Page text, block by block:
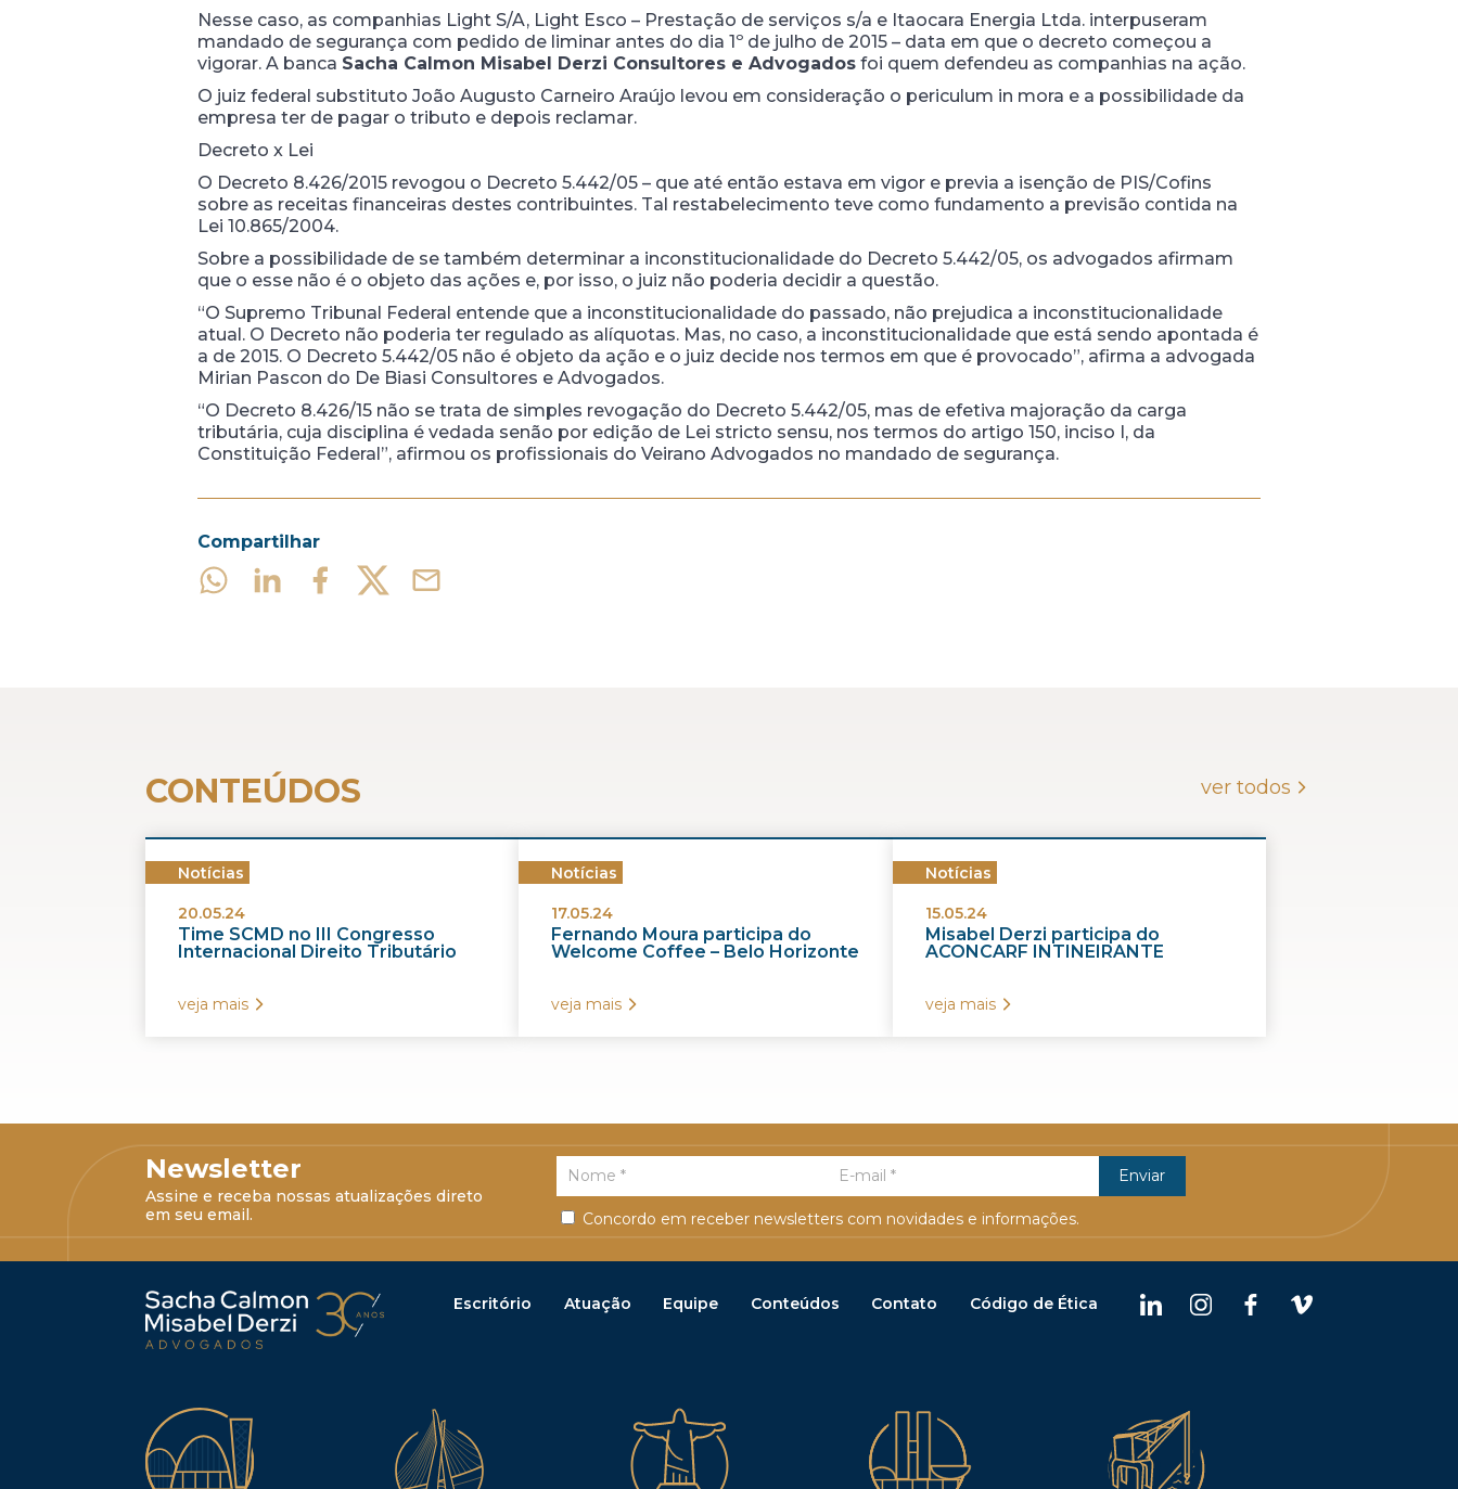
Nesse caso, as companhias Light S/A, Light Esco – Prestação de serviços s/a e Itaocara Energia Ltda. interpuseram
mandado de segurança com pedido de liminar antes do dia 1º de julho de 2015 – data em que o decreto começou a
vigorar. A banca Sacha Calmon Misabel Derzi Consultores e Advogados foi quem defendeu as companhias na ação.
O juiz federal substituto João Augusto Carneiro Araújo levou em consideração o periculum in mora e a possibilidade da
empresa ter de pagar o tributo e depois reclamar.
Decreto x Lei
O Decreto 8.426/2015 revogou o Decreto 5.442/05 – que até então estava em vigor e previa a isenção de PIS/Cofins
sobre as receitas financeiras destes contribuintes. Tal restabelecimento teve como fundamento a previsão contida na
Lei 10.865/2004.
Sobre a possibilidade de se também determinar a inconstitucionalidade do Decreto 5.442/05, os advogados afirmam
que o esse não é o objeto das ações e, por isso, o juiz não poderia decidir a questão.
“O Supremo Tribunal Federal entende que a inconstitucionalidade do passado, não prejudica a inconstitucionalidade
atual. O Decreto não poderia ter regulado as alíquotas. Mas, no caso, a inconstitucionalidade que está sendo apontada é
a de 2015. O Decreto 5.442/05 não é objeto da ação e o juiz decide nos termos em que é provocado”, afirma a advogada
Mirian Pascon do De Biasi Consultores e Advogados.
“O Decreto 8.426/15 não se trata de simples revogação do Decreto 5.442/05, mas de efetiva majoração da carga
tributária, cuja disciplina é vedada senão por edição de Lei stricto sensu, nos termos do artigo 150, inciso I, da
Constituição Federal”, afirmou os profissionais do Veirano Advogados no mandado de segurança.
Compartilhar
CONTEÚDOS ver todos
Notícias
20.05.24
Time SCMD no III Congresso
Internacional Direito Tributário
veja mais
Notícias
17.05.24
Fernando Moura participa do
Welcome Coffee – Belo Horizonte
veja mais
Notícias
15.05.24
Misabel Derzi participa do
ACONCARF INTINEIRANTE
veja mais
Newsletter
Assine e receba nossas atualizações direto
em seu email.
Concordo em receber newsletters com novidades e informações.
Escritório Atuação Equipe Conteúdos Contato Código de Ética